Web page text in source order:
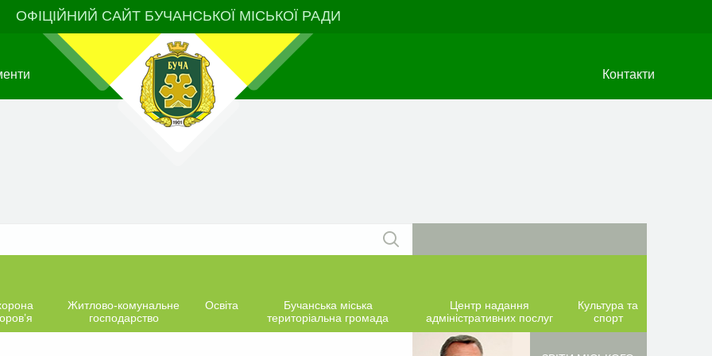
ОФІЦІЙНИЙ САЙТ БУЧАНСЬКОЇ МІСЬКОЇ РАДИ
Контакти
Житлово-комунальне
господарство
Освіта
Бучанська міська
територіальна громада
Центр надання
адміністративних послуг
Культура та
спорт